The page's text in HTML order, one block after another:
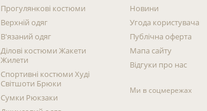
Прогулянкові костюми
Верхній одяг
В'язаний одяг
Ділові костюми Жакети
Жилети
Спортивні костюми Худі
Світшоти Брюки
Сумки Рюкзаки
Новини
Угода користувача
Публічна оферта
Мапа сайту
Відгуки про нас
Ми в соцмережах